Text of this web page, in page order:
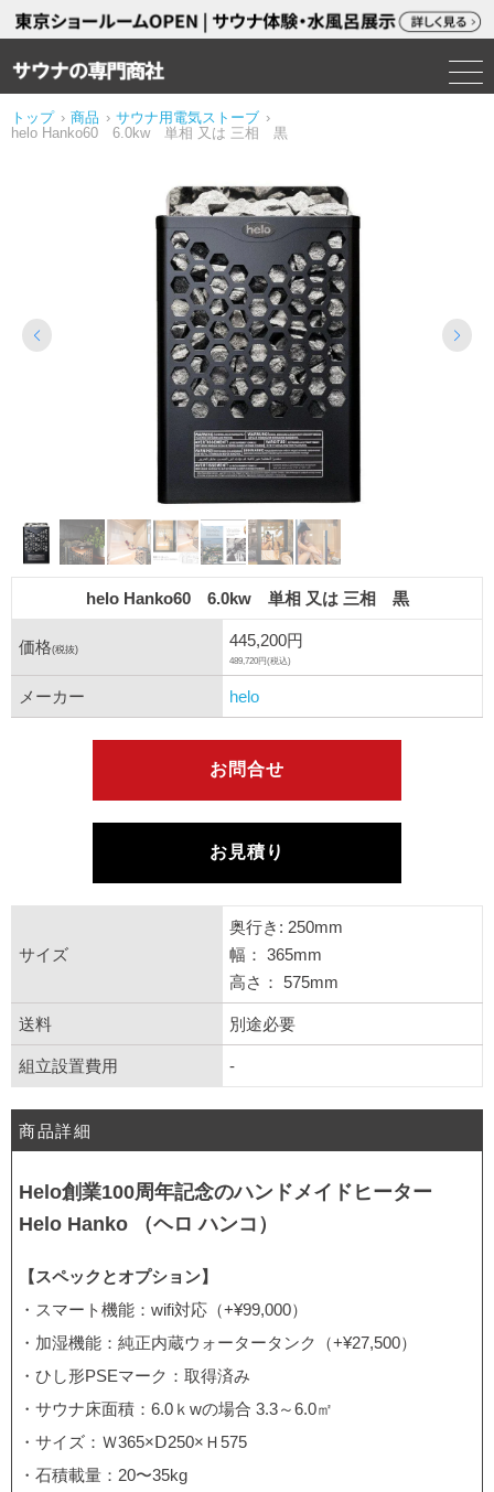
トップ › 商品 › サウナ用電気ストーブ ›
helo Hanko60 6.0kw 単相 又は 三相 黒
helo Hanko60 6.0kw 単相 又は 三相 黒
価格(税抜) 445,200円
489,720円(税込)
メーカー helo
お問合せ
お見積り
商品詳細
Helo創業100周年記念のハンドメイドヒーター
Helo Hanko （ヘロ ハンコ）
【スペックとオプション】
・スマート機能：wifi対応（+¥99,000）
・加湿機能：純正内蔵ウォータータンク（+¥27,500）
・ひし形PSEマーク：取得済み
・サウナ床面積：6.0ｋwの場合 3.3～6.0㎡
・サイズ：Ｗ365×Ⅾ250×Ｈ575
・石積載量：20〜35kg
サイズ
奥行き: 250mm
幅： 365mm
高さ： 575mm
送料 別途必要
組立設置費用 -